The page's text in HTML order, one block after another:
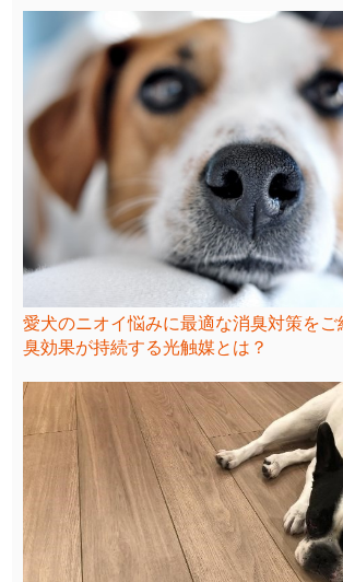
愛犬のニオイ悩みに最適な消臭対策をご
臭効果が持続する光触媒とは？